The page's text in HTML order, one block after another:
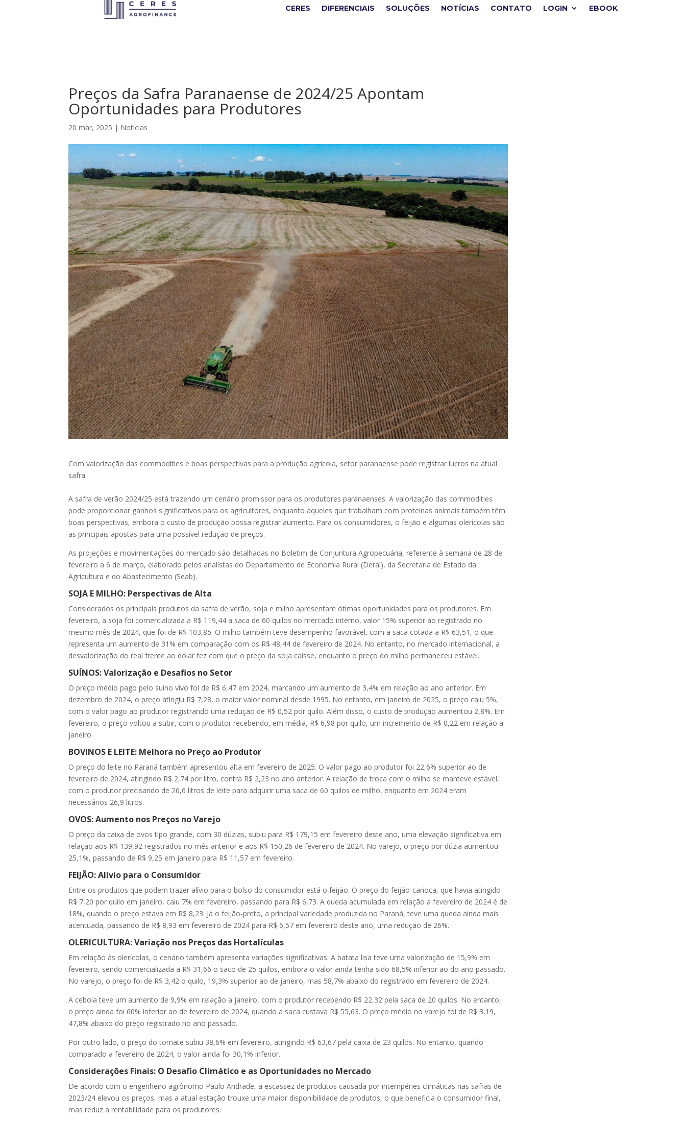
CERES DIFERENCIAIS SOLUÇÕES NOTÍCIAS CONTATO LOGIN EBOOK
Preços da Safra Paranaense de 2024/25 Apontam
Oportunidades para Produtores
20 mar, 2025 | Notícias
Com valorização das commodities e boas perspectivas para a produção agrícola, setor paranaense pode registrar lucros na atual
safra
A safra de verão 2024/25 está trazendo um cenário promissor para os produtores paranaenses. A valorização das commodities
pode proporcionar ganhos significativos para os agricultores, enquanto aqueles que trabalham com proteínas animais também têm
boas perspectivas, embora o custo de produção possa registrar aumento. Para os consumidores, o feijão e algumas olerícolas são
as principais apostas para uma possível redução de preços.
As projeções e movimentações do mercado são detalhadas no Boletim de Conjuntura Agropecuária, referente à semana de 28 de
fevereiro a 6 de março, elaborado pelos analistas do Departamento de Economia Rural (Deral), da Secretaria de Estado da
Agricultura e do Abastecimento (Seab).
SOJA E MILHO: Perspectivas de Alta
Considerados os principais produtos da safra de verão, soja e milho apresentam ótimas oportunidades para os produtores. Em
fevereiro, a soja foi comercializada a R$ 119,44 a saca de 60 quilos no mercado interno, valor 15% superior ao registrado no
mesmo mês de 2024, que foi de R$ 103,85. O milho também teve desempenho favorável, com a saca cotada a R$ 63,51, o que
representa um aumento de 31% em comparação com os R$ 48,44 de fevereiro de 2024. No entanto, no mercado internacional, a
desvalorização do real frente ao dólar fez com que o preço da soja caísse, enquanto o preço do milho permaneceu estável.
SUÍNOS: Valorização e Desafios no Setor
O preço médio pago pelo suíno vivo foi de R$ 6,47 em 2024, marcando um aumento de 3,4% em relação ao ano anterior. Em
dezembro de 2024, o preço atingiu R$ 7,28, o maior valor nominal desde 1995. No entanto, em janeiro de 2025, o preço caiu 5%,
com o valor pago ao produtor registrando uma redução de R$ 0,52 por quilo. Além disso, o custo de produção aumentou 2,8%. Em
fevereiro, o preço voltou a subir, com o produtor recebendo, em média, R$ 6,98 por quilo, um incremento de R$ 0,22 em relação a
janeiro.
BOVINOS E LEITE: Melhora no Preço ao Produtor
O preço do leite no Paraná também apresentou alta em fevereiro de 2025. O valor pago ao produtor foi 22,6% superior ao de
fevereiro de 2024, atingindo R$ 2,74 por litro, contra R$ 2,23 no ano anterior. A relação de troca com o milho se manteve estável,
com o produtor precisando de 26,6 litros de leite para adquirir uma saca de 60 quilos de milho, enquanto em 2024 eram
necessários 26,9 litros.
OVOS: Aumento nos Preços no Varejo
O preço da caixa de ovos tipo grande, com 30 dúzias, subiu para R$ 179,15 em fevereiro deste ano, uma elevação significativa em
relação aos R$ 139,92 registrados no mês anterior e aos R$ 150,26 de fevereiro de 2024. No varejo, o preço por dúzia aumentou
25,1%, passando de R$ 9,25 em janeiro para R$ 11,57 em fevereiro.
FEIJÃO: Alívio para o Consumidor
Entre os produtos que podem trazer alívio para o bolso do consumidor está o feijão. O preço do feijão-carioca, que havia atingido
R$ 7,20 por quilo em janeiro, caiu 7% em fevereiro, passando para R$ 6,73. A queda acumulada em relação a fevereiro de 2024 é de
18%, quando o preço estava em R$ 8,23. Já o feijão-preto, a principal variedade produzida no Paraná, teve uma queda ainda mais
acentuada, passando de R$ 8,93 em fevereiro de 2024 para R$ 6,57 em fevereiro deste ano, uma redução de 26%.
OLERICULTURA: Variação nos Preços das Hortalículas
Em relação às olerícolas, o cenário também apresenta variações significativas. A batata lisa teve uma valorização de 15,9% em
fevereiro, sendo comercializada a R$ 31,66 o saco de 25 quilos, embora o valor ainda tenha sido 68,5% inferior ao do ano passado.
No varejo, o preço foi de R$ 3,42 o quilo, 19,3% superior ao de janeiro, mas 58,7% abaixo do registrado em fevereiro de 2024.
A cebola teve um aumento de 9,9% em relação a janeiro, com o produtor recebendo R$ 22,32 pela saca de 20 quilos. No entanto,
o preço ainda foi 60% inferior ao de fevereiro de 2024, quando a saca custava R$ 55,63. O preço médio no varejo foi de R$ 3,19,
47,8% abaixo do preço registrado no ano passado.
Por outro lado, o preço do tomate subiu 38,6% em fevereiro, atingindo R$ 63,67 pela caixa de 23 quilos. No entanto, quando
comparado a fevereiro de 2024, o valor ainda foi 30,1% inferior.
Considerações Finais: O Desafio Climático e as Oportunidades no Mercado
De acordo com o engenheiro agrônomo Paulo Andrade, a escassez de produtos causada por intempéries climáticas nas safras de
2023/24 elevou os preços, mas a atual estação trouxe uma maior disponibilidade de produtos, o que beneficia o consumidor final,
mas reduz a rentabilidade para os produtores.